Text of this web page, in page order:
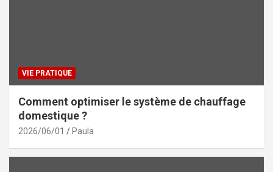
VIE PRATIQUE
Comment optimiser le système de chauffage
domestique ?
2026/06/01 Paula